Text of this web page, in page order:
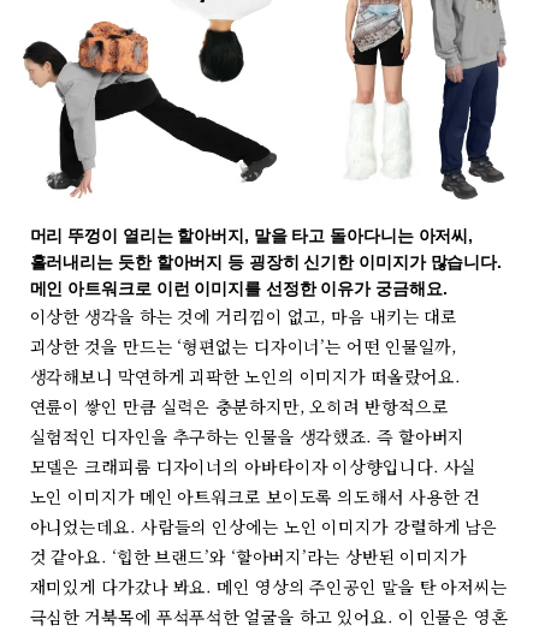
머리 뚜껑이 열리는 할아버지, 말을 타고 돌아다니는 아저씨,
흘러내리는 듯한 할아버지 등 굉장히 신기한 이미지가 많습니다.
메인 아트워크로 이런 이미지를 선정한 이유가 궁금해요.
이상한 생각을 하는 것에 거리낌이 없고, 마음 내키는 대로
괴상한 것을 만드는 ‘형편없는 디자이너’는 어떤 인물일까,
생각해보니 막연하게 괴팍한 노인의 이미지가 떠올랐어요.
연륜이 쌓인 만큼 실력은 충분하지만, 오히려 반항적으로
실험적인 디자인을 추구하는 인물을 생각했죠. 즉 할아버지
모델은 크래피룸 디자이너의 아바타이자 이상향입니다. 사실
노인 이미지가 메인 아트워크로 보이도록 의도해서 사용한 건
아니었는데요. 사람들의 인상에는 노인 이미지가 강렬하게 남은
것 같아요. ‘힙한 브랜드’와 ‘할아버지’라는 상반된 이미지가
재미있게 다가갔나 봐요. 메인 영상의 주인공인 말을 탄 아저씨는
극심한 거북목에 푸석푸석한 얼굴을 하고 있어요. 이 인물은 영혼